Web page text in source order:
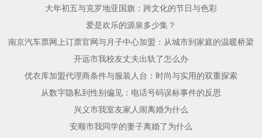
大年初五与克罗地亚国旗：跨文化的节日与色彩
爱是欢乐的源泉多少集？
南京汽车票网上订票官网与月子中心加盟：从城市到家庭的温暖桥梁
开远市我校友丈夫出轨了怎么办
优衣库加盟代理商条件与服装人台：时尚与实用的双重探索
从数字隐私到性别偏见：电话号码误标事件的反思
兴义市我室友家人闹离婚为什么
安顺市我同学的妻子离婚了为什么